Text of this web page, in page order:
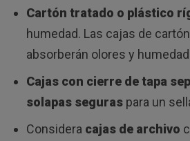
Cartón tratado o plástico
humedad. Las cajas de
absorberán olores y
Cajas con cierre de tapa
solapas seguraspara un
Considera cajas de archivo